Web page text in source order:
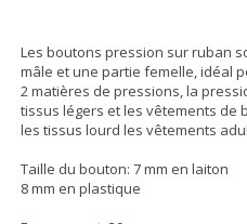
Les boutons pression sur ruban
mâle et une partie femelle, idéal
2 matières de pressions, la
tissus légers et les vêtements de
les tissus lourd les vêtements
Taille du bouton: 7 mm en laiton
8 mm en plastique